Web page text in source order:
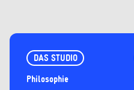
DAS STUDIO
Philosophie